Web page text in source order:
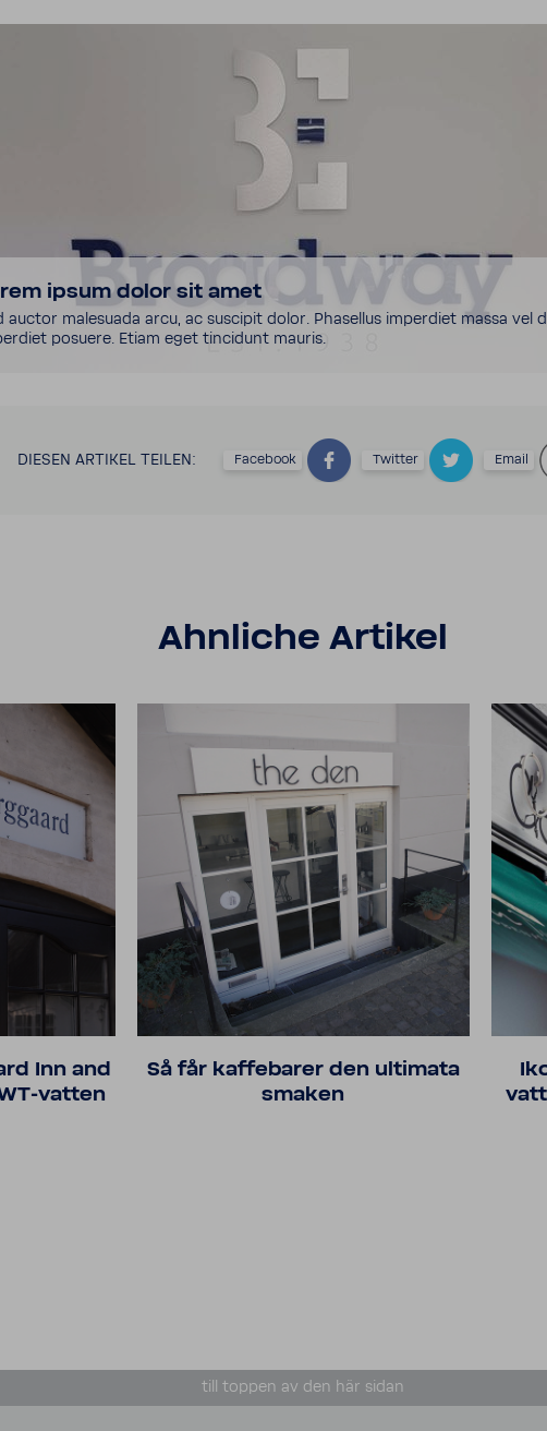
ipsum dolor sit amet
auctor male­suada arcu, ac suscipit dolor. Phasellus imper­diet massa vel
posuere. Etiam eget tincidunt mauris.
DIESEN ARTIKEL TEILEN: Face­book Twitter Email
Ahnliche Artikel
Inn and
​vatten
Så får kaffe­barer den ulti­mata
smaken
till toppen av den här sidan